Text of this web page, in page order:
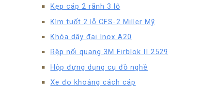
Kẹp cáp 2 rãnh 3 lỗ
Kìm tuốt 2 lỗ CFS-2 Miller Mỹ
Khóa dây đai Inox A20
Rệp nối quang 3M Firblok II 2529
Hộp đựng dụng cụ đồ nghề
Xe đo khoảng cách cáp